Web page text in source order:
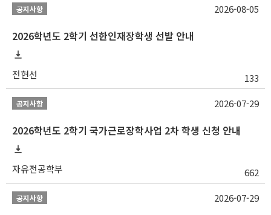
공지사항
2026학년도 2학기 선한인재장학생 선발 안내
전현선 133
2026-08-05
공지사항
2026학년도 2학기 국가근로장학사업 2차 학생 신청 안내
자유전공학부 662
2026-07-29
공지사항 2026-07-29